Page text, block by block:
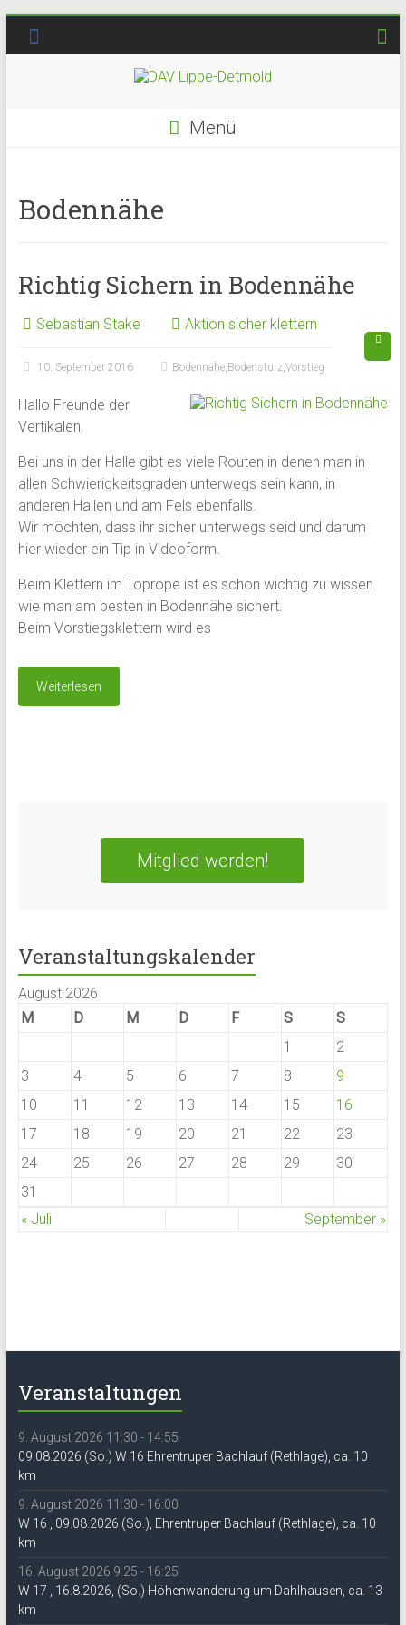
Menü
Bodennähe
Richtig Sichern in Bodennähe
Sebastian Stake Aktion sicher klettern
10. September 2016 Bodennähe, Bodensturz,Vorstieg
Hallo Freunde der
Vertikalen,
Bei uns in der Halle gibt es viele Routen in denen man in
allen Schwierigkeitsgraden unterwegs sein kann, in
anderen Hallen und am Fels ebenfalls.
Wir möchten, dass ihr sicher unterwegs seid und darum
hier wieder ein Tip in Videoform.
Beim Klettern im Toprope ist es schon wichtig zu wissen
wie man am besten in Bodennähe sichert.
Beim Vorstiegsklettern wird es
Weiterlesen
Mitglied werden!
Veranstaltungskalender
August 2026
M
D M D F S
S
1
2
3
4 5 6 7 8
9
10
11 12 13 14 15
16
17
18 19 20 21 22
23
24
25 26 27 28 29
30
31
« Juli
September »
Veranstaltungen
9. August 2026 11:30 - 14:55
09.08.2026 (So.) W 16 Ehrentruper Bachlauf (Rethlage), ca. 10
km
9. August 2026 11:30 - 16:00
W 16 , 09.08.2026 (So.), Ehrentruper Bachlauf (Rethlage), ca. 10
km
16. August 2026 9:25 - 16:25
W 17 , 16.8.2026, (So.) Höhenwanderung um Dahlhausen, ca. 13
km